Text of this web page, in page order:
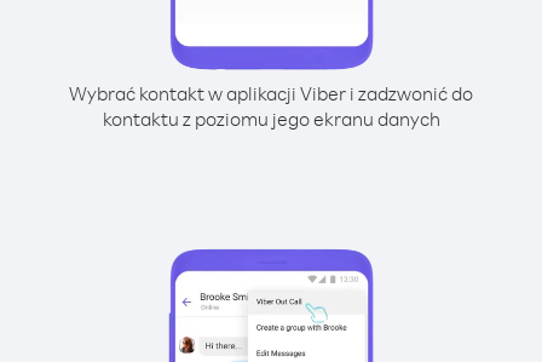
Wybrać kontakt w aplikacji Viber i zadzwonić do
kontaktu z poziomu jego ekranu danych